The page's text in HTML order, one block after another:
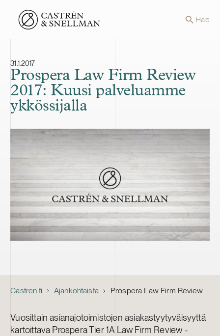
Front page Hae
31.1.2017
Prospera Law Firm Review
2017: Kuusi palveluamme
ykkössijalla
Castren.fi Ajankohtaista Prospera Law Firm Review 2017: Kuusi palveluamme ykkössijalla
Vuosittain asianajotoimistojen asiakastyytyväisyyttä
kartoittava Prospera Tier 1A Law Firm Review -